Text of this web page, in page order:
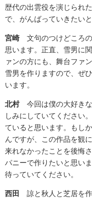
歴代の出雲役を演じられ
で、がんばっていきたいと
宮崎文句のつけどころの
思います。正直、雪男に
ァンの方にも、舞台ファ
雪男を作りますので、ぜ
います。
北村今回は僕の大好きな
しみにしていてください
ていると思います。もし
んですが、この作品を観
来れなかったことを後悔
パニーで作りたいと思い
待っていてください。
西田
諒と秋人と芝居を